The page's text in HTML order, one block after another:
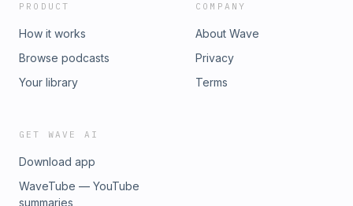
PRODUCT
How it works
Browse podcasts
Your library
COMPANY
About Wave
Privacy
Terms
GET WAVE AI
Download app
WaveTube — YouTube
summaries